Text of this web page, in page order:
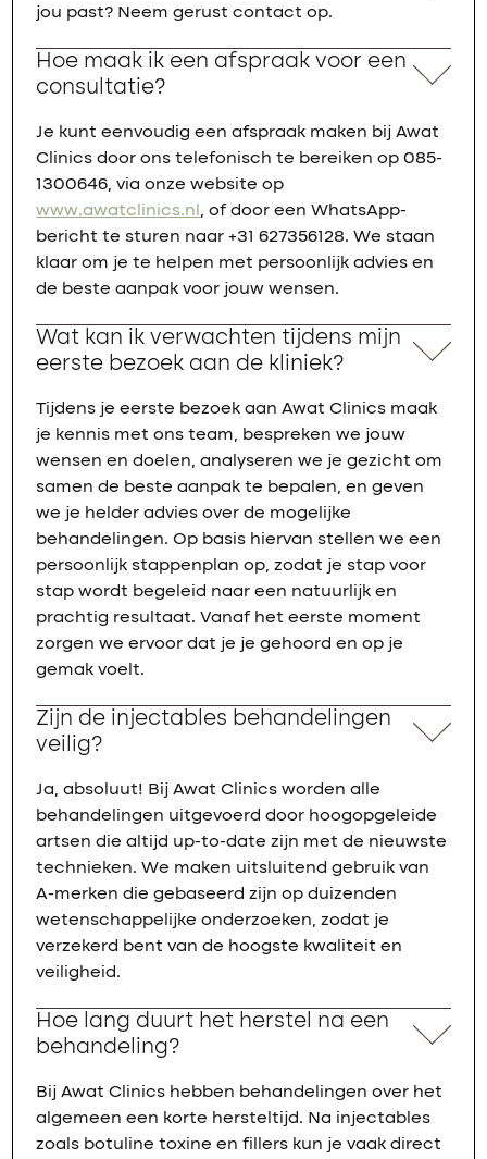
jou past? Neem gerust contact op.
Hoe maak ik een afspraak voor een
consultatie?
Je kunt eenvoudig een afspraak maken bij Awat
Clinics door ons telefonisch te bereiken op 085-
1300646, via onze website op
www.awatclinics.nl , of door een WhatsApp-
bericht te sturen naar +31 627356128. We staan
klaar om je te helpen met persoonlijk advies en
de beste aanpak voor jouw wensen.
Wat kan ik verwachten tijdens mijn
eerste bezoek aan de kliniek?
Tijdens je eerste bezoek aan Awat Clinics maak
je kennis met ons team, bespreken we jouw
wensen en doelen, analyseren we je gezicht om
samen de beste aanpak te bepalen, en geven
we je helder advies over de mogelijke
behandelingen. Op basis hiervan stellen we een
persoonlijk stappenplan op, zodat je stap voor
stap wordt begeleid naar een natuurlijk en
prachtig resultaat. Vanaf het eerste moment
zorgen we ervoor dat je je gehoord en op je
gemak voelt.
Zijn de injectables behandelingen
veilig?
Ja, absoluut! Bij Awat Clinics worden alle
behandelingen uitgevoerd door hoogopgeleide
artsen die altijd up-to-date zijn met de nieuwste
technieken. We maken uitsluitend gebruik van
A-merken die gebaseerd zijn op duizenden
wetenschappelijke onderzoeken, zodat je
verzekerd bent van de hoogste kwaliteit en
veiligheid.
Hoe lang duurt het herstel na een
behandeling?
Bij Awat Clinics hebben behandelingen over het
algemeen een korte hersteltijd. Na injectables
zoals botuline toxine en fillers kun je vaak direct